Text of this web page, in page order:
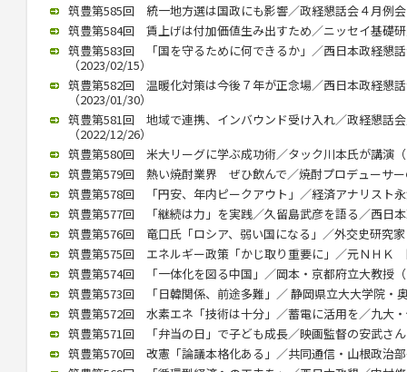
筑豊第585回 統一地方選は国政にも影響／政経懇話会４月例
筑豊第584回 賃上げは付加価値生み出すため／ニッセイ基礎
筑豊第583回 「国を守るために何できるか」／西日本政経懇
（2023/02/15）
筑豊第582回 温暖化対策は今後７年が正念場／西日本政経懇
（2023/01/30）
筑豊第581回 地域で連携、インバウンド受け入れ／政経懇話
（2022/12/26）
筑豊第580回 米大リーグに学ぶ成功術／タック川本氏が講演
筑豊第579回 熱い焼酎業界 ぜひ飲んで／焼酎プロデューサ
筑豊第578回 「円安、年内ピークアウト」／経済アナリスト
筑豊第577回 「継続は力」を実践／久留島武彦を語る／西日
筑豊第576回 竜口氏「ロシア、弱い国になる」／外交史研究
筑豊第575回 エネルギー政策「かじ取り重要に」／元ＮＨＫ
筑豊第574回 「一体化を図る中国」／岡本・京都府立大教授
筑豊第573回 「日韓関係、前途多難」／ 静岡県立大大学院・
筑豊第572回 水素エネ「技術は十分」／蓄電に活用を／九大
筑豊第571回 「弁当の日」で子ども成長／映画監督の安武さ
筑豊第570回 改憲「論議本格化ある」／共同通信・山根政治